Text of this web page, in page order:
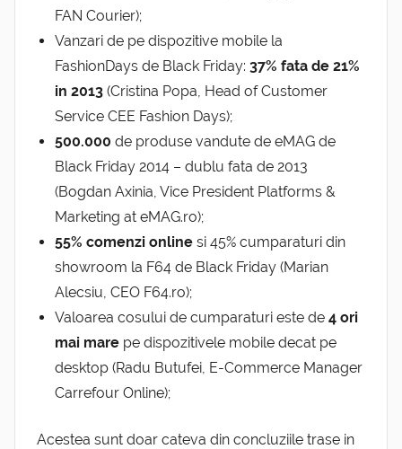
FAN Courier);
Vanzari de pe dispozitive mobile la
FashionDays de Black Friday: 37% fata de 21%
in 2013 (Cristina Popa, Head of Customer
Service CEE Fashion Days);
500.000 de produse vandute de eMAG de
Black Friday 2014 – dublu fata de 2013
(Bogdan Axinia, Vice President Platforms &
Marketing at eMAG.ro);
55% comenzi online si 45% cumparaturi din
showroom la F64 de Black Friday (Marian
Alecsiu, CEO F64.ro);
Valoarea cosului de cumparaturi este de 4 ori
mai mare pe dispozitivele mobile decat pe
desktop (Radu Butufei, E-Commerce Manager
Carrefour Online);
Acestea sunt doar cateva din concluziile trase in